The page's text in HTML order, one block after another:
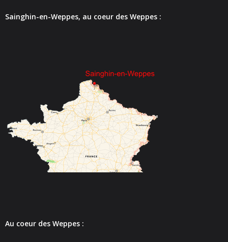
- CCAS
- Guide pratique 2022
Vie municipale
- Vos élus
- Procès-verbaux des Conseils Municipaux
Actes réglementaires
Sainghin-en-Weppes, au coeur des Weppes :
Au coeur des Weppes :